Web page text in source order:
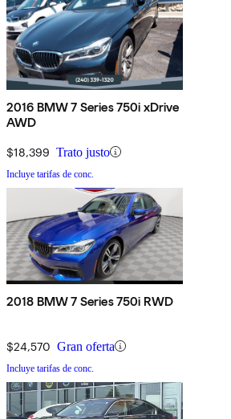
2016 BMW 7 Series 750i xDrive
AWD
$18,399 Trato justo
Incluye tarifas de conc.
2018 BMW 7 Series 750i RWD
$24,570 Gran oferta
Incluye tarifas de conc.